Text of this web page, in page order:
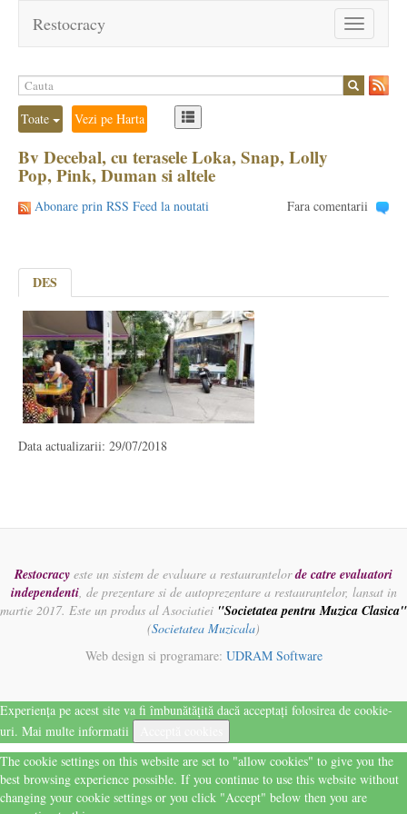
Toggle
navigation
Restocracy
Toate Vezi pe Harta
Bv Decebal, cu terasele Loka, Snap, Lolly
Pop, Pink, Duman si altele
Abonare prin RSS Feed la noutati Fara comentarii
DES
Data actualizarii: 29/07/2018
Restocracy este un sistem de evaluare a restaurantelorde catre evaluatori
independenti, de prezentare si de autoprezentare a restaurantelor, lansat in
martie 2017. Este un produs al Asociatiei "Societatea pentru Muzica Clasica"
(Societatea Muzicala)
Web design si programare: UDRAM Software
Experiența pe acest site va fi îmbunătățită dacă acceptați folosirea de cookie-
uri. Mai multe informatii
The cookie settings on this website are set to "allow cookies" to give you the
best browsing experience possible. If you continue to use this website without
changing your cookie settings or you click "Accept" below then you are